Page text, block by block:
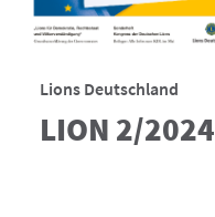
Lions Deutschland
LION 2/2024